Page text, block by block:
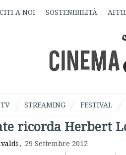
A NOI SOSTENIBILITÀ
STREAMING FESTIVAL
ricorda Herbert
, 29 Settembre 2012